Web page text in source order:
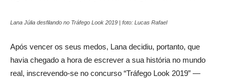
Lana Júlia desfilando no Tráfego Look 2019 | foto: Lucas Rafael
Após vencer os seus medos, Lana decidiu, portanto, que
havia chegado a hora de escrever a sua história no mundo
real, inscrevendo-se no concurso “Tráfego Look 2019” —